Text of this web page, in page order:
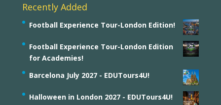
Recently Added
Football Experience Tour-London Edition!
Football Experience Tour-London Edition
for Academies!
Barcelona July 2027 - EDUTours4U!
Halloween in London 2027 - EDUTours4U!